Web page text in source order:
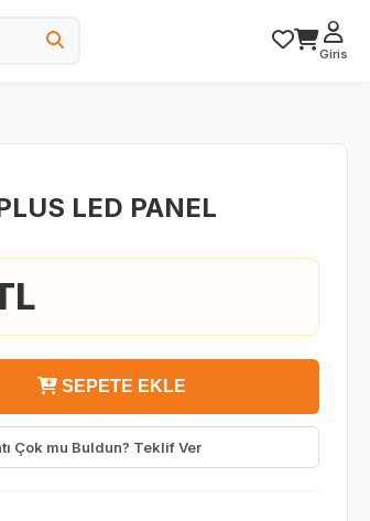
Giris
LED PANEL
SEPETE EKLE
Çok mu Buldun? Teklif Ver